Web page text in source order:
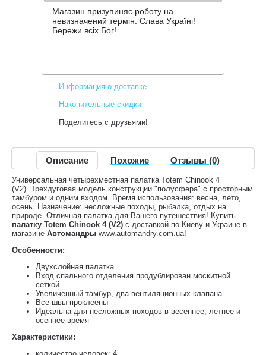
ПАЛАТКА TOTEM CHINOOK 4 (V2)
Информация о доставке
Накопительные скидки
Поделитесь с друзьями!
Описание Похожие Отзывы (0)
Универсальная четырехместная палатка Totem Chinook 4
(V2). Трехдуговая модель конструкции "полусфера" с просторным
тамбуром и одним входом. Время использования: весна, лето,
осень. Назначение: несложные походы, рыбалка, отдых на
природе. Отличная палатка для Вашего путешествия! Купить
палатку Totem Chinook 4 (V2) с доставкой по Киеву и Украине в
магазине Автомандры www.automandry.com.ua!
Особенности:
Двухслойная палатка
Вход спального отделения продублирован москитной
сеткой
Увеличенный тамбур, два вентиляционных клапана
Все швы проклеены
Идеальна для несложных походов в весеннее, летнее и
осеннее время
Характеристики:
Магазин призупиняє роботу на
невизначений термін. Слава Україні!
Бережи всіх Бог!